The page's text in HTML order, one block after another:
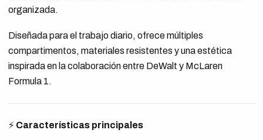
organizada.
Diseñada para el trabajo diario, ofrece múltiples
compartimentos, materiales resistentes y una estética
inspirada en la colaboración entre DeWalt y McLaren
Formula 1.
⚡ Características principales